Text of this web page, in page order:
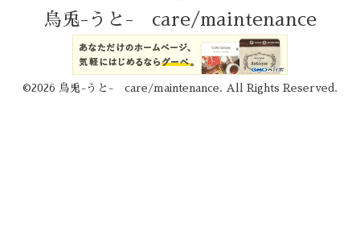
烏兎-うと- care/maintenance
©2026 烏兎-うと- care/maintenance . All Rights Reserved.